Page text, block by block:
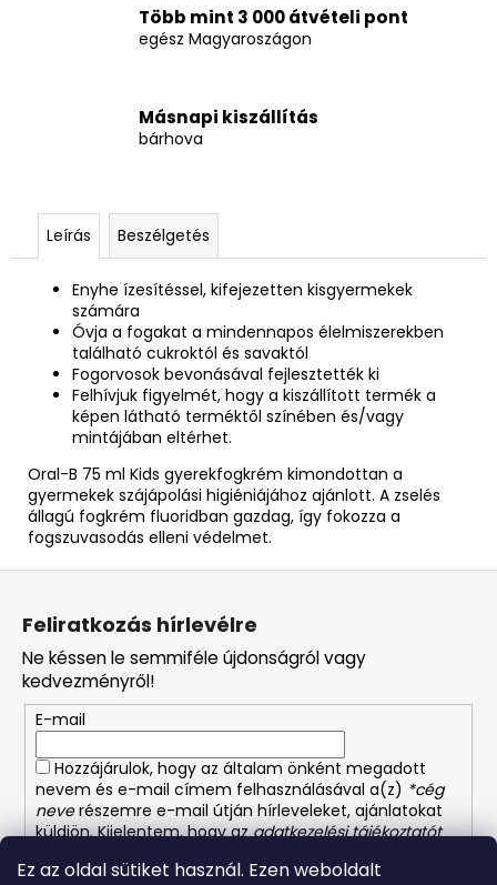
Ez az oldal sütiket használ. Ezen weboldalt
Több mint 3 000 átvételi pont
egész Magyaroszágon
Másnapi kiszállítás
bárhova
Leírás Beszélgetés
Enyhe ízesítéssel, kifejezetten kisgyermekek
számára
Óvja a fogakat a mindennapos élelmiszerekben
található cukroktól és savaktól
Fogorvosok bevonásával fejlesztették ki
Felhívjuk figyelmét, hogy a kiszállított termék a
képen látható terméktől színében és/vagy
mintájában eltérhet.
Oral-B 75 ml Kids gyerekfogkrém kimondottan a
gyermekek szájápolási higiéniájához ajánlott. A zselés
állagú fogkrém fluoridban gazdag, így fokozza a
fogszuvasodás elleni védelmet.
L
Feliratkozás hírlevélre
Ne késsen le semmiféle újdonságról vagy
kedvezményről!
E-mail
Hozzájárulok, hogy az általam önként megadott
nevem és e-mail címem felhasználásával a(z) *cég
neverészemre e-mail útján hírleveleket, ajánlatokat
küldjön. Kijelentem, hogy azadatkezelési tájékoztatót
bármikor visszavonhatom.